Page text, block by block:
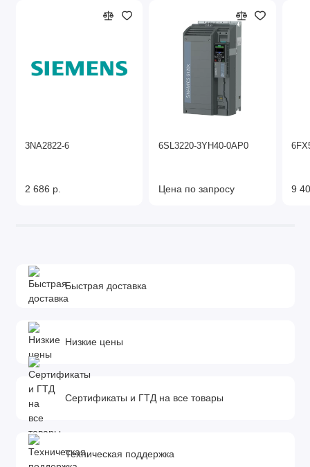
3NA2822-6
2 686 р.
6SL3220-3YH40-0AP0
Цена по запросу 9
Быстрая доставка
Низкие цены
Сертификаты и ГТД на все товары
Техническая поддержка